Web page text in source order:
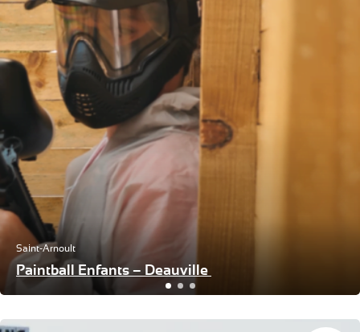
Saint-Arnoult
Paintball Enfants – Deauville